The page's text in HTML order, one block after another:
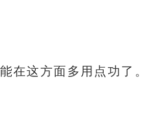
在这方面多用点功了。